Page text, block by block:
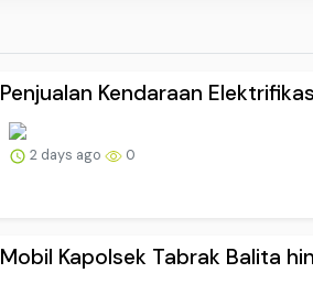
Penjualan Kendaraan
2 days ago 0
Mobil Kapolsek Tabrak Balita